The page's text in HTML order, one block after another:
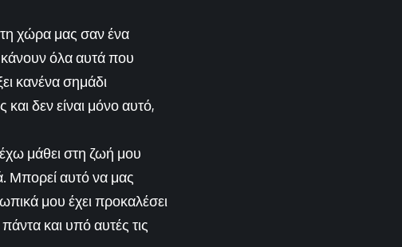
χώρα μας σαν ένα
όλα αυτά που
κανένα σημάδι
δεν είναι μόνο αυτό,
μάθει στη ζωή μου
Μπορεί αυτό να μας
μου έχει προκαλέσει
και υπό αυτές τις